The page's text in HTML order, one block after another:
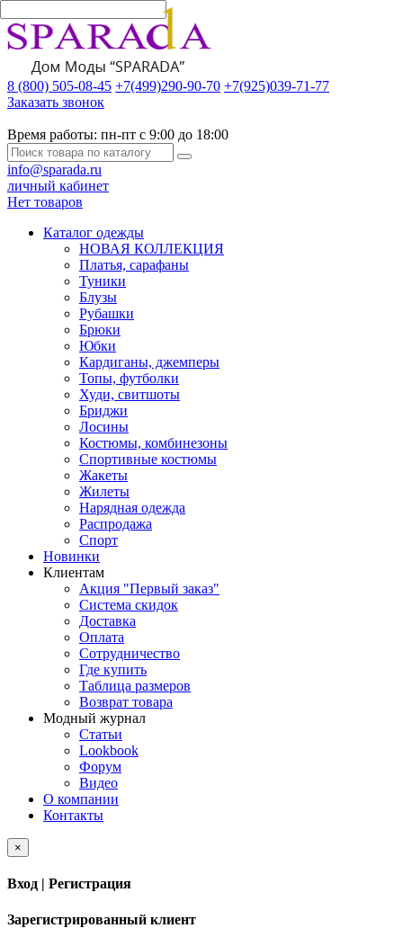
8 (800) 505-08-45 +7(499)290-90-70 +7(925)039-71-77
Заказать звонок
Время работы: пн-пт с 9:00 до 18:00
info@sparada.ru
личный кабинет
Нет товаров
Каталог одежды
НОВАЯ КОЛЛЕКЦИЯ
Платья, сарафаны
Туники
Блузы
Рубашки
Брюки
Юбки
Кардиганы, джемперы
Топы, футболки
Худи, свитшоты
Бриджи
Лосины
Костюмы, комбинезоны
Спортивные костюмы
Жакеты
Жилеты
Нарядная одежда
Распродажа
Спорт
Новинки
Клиентам
Акция "Первый заказ"
Система скидок
Доставка
Оплата
Сотрудничество
Где купить
Таблица размеров
Возврат товара
Модный журнал
Статьи
Lookbook
Форум
Видео
О компании
Контакты
×
Вход | Регистрация
Зарегистрированный клиент